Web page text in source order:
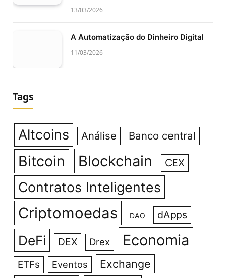
13/03/2026
A Automatização do Dinheiro Digital
11/03/2026
Tags
Altcoins Análise Banco central
Bitcoin Blockchain CEX
Contratos Inteligentes
Criptomoedas DAO dApps
DeFi DEX Drex Economia
ETFs Eventos Exchange